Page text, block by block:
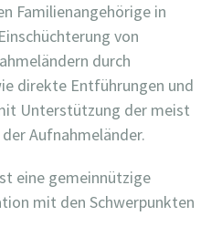
Familienangehörige in
von
durch
direkte Entführungen und
Unterstützung der meist
Aufnahmeländer.
eine gemeinnützige
mit den Schwerpunkten